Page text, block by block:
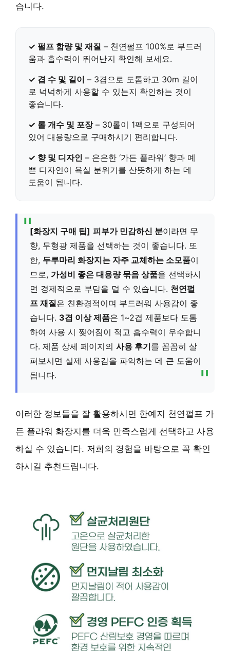
습니다.
✓ 펄프 함량 및 재질 – 천연펄프 100% 로 부드러
움과 흡수력이 뛰어난지 확인해 보세요.
✓ 겹 수 및 길이 – 3겹 으로 도톰하고 30m 길이
로 넉넉하게 사용할 수 있는지 확인하는 것이
좋습니다.
✓ 롤 개수 및 포장– 30롤이 1팩 으로 구성되어
있어 대용량으로 구매하시기 편리합니다.
✓ 향 및 디자인 – 은은한 ‘가든 플라워’ 향과 예
쁜 디자인이 욕실 분위기를 산뜻하게 하는 데
도움이 됩니다.
[화장지 구매 팁] 피부가 민감하신 분이라면 무
향, 무형광 제품을 선택하는 것이 좋습니다. 또
한, 두루마리 화장지는 자주 교체하는 소모품이
므로, 가성비 좋은 대용량 묶음 상품을 선택하시
면 경제적으로 부담을 덜 수 있습니다. 천연펄
프 재질은 친환경적이며 부드러워 사용감이 좋
습니다. 3겹 이상 제품은 1~2겹 제품보다 도톰
하여 사용 시 찢어짐이 적고 흡수력이 우수합니
다. 제품 상세 페이지의 사용 후기를 꼼꼼히 살
펴보시면 실제 사용감을 파악하는 데 큰 도움이
됩니다.
이러한 정보들을 잘 활용하시면 한예지 천연펄프 가
든 플라워 화장지를 더욱 만족스럽게 선택하고 사용
하실 수 있습니다. 저희의 경험을 바탕으로 꼭 확인
하시길 추천드립니다.